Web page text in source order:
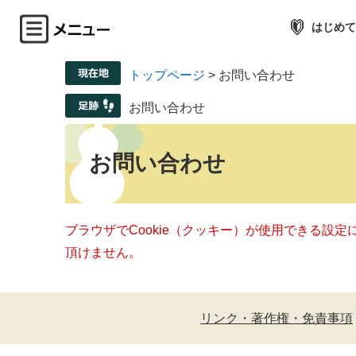
はじめ
トップページ > お問い合わせ
お問い合わせ
お問い合わせ
ブラウザでCookie（クッキー）が使用できる設
頂けません。
リンク・著作権・免責事項